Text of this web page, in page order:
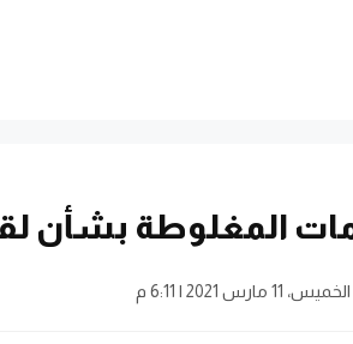
المغلوطة بشأن
الخميس، 11 مارس 2021 | 6:11 م